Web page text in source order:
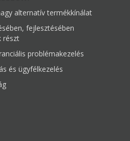
alternatív termékkínálat
fejlesztésében
részt
problémakezelés
és ügyfélkezelés